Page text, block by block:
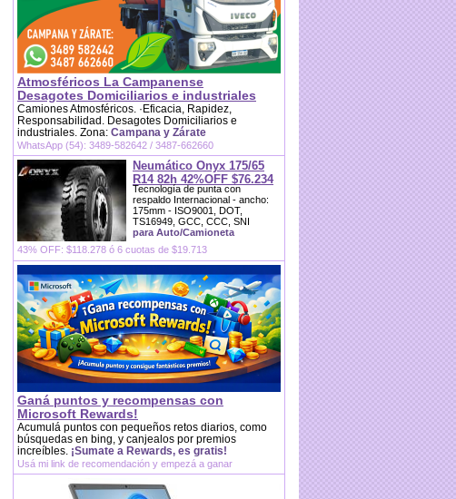
Atmosféricos La Campanense
Desagotes Domiciliarios e industriales
Camiones Atmosféricos. ·Eficacia, Rapidez,
Responsabilidad. Desagotes Domiciliarios e
industriales. Zona: Campana y Zárate
WhatsApp (54): 3489-582642 / 3487-662660
Neumático Onyx 175/65
R14 82h 42%OFF $76.234
Tecnología de punta con
respaldo Internacional - ancho:
175mm - ISO9001, DOT,
TS16949, GCC, CCC, SNI
para Auto/Camioneta
43% OFF: $118.278 ó 6 cuotas de $19.713
Ganá puntos y recompensas con
Microsoft Rewards!
Acumulá puntos con pequeños retos diarios, como
búsquedas en bing, y canjealos por premios
increíbles. ¡Sumate a Rewards, es gratis!
Usá mi link de recomendación y empezá a ganar